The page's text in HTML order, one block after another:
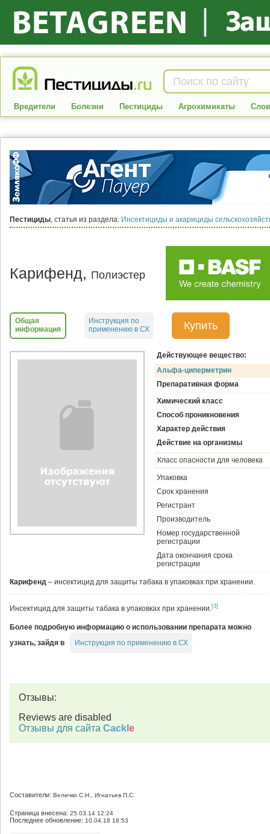
Вредители Болезни Пестициды Агрохимикаты
Пестициды, статья из раздела: Инсектициды и акарициды
Карифенд, Полиэстер
Общая
информация
Инструкция по
применению в СХ
Купить
Действующее вещество:
Альфа-циперметрин
Препаративная форма
Химический класс
Способ проникновения
Характер действия
Действие на организмы
Класс опасности для человека
Упаковка
Срок хранения
Регистрант
Производитель
Номер государственной
регистрации
Дата окончания срока
регистрации
Карифенд – инсектицид для защиты табака в упаковках при хранении.
Инсектицид для защиты табака в упаковках при хранении.[3]
Более подробную информацию о использовании препарата можно
узнать, зайдя в
Инструкция по применению в СХ
Отзывы:
Reviews are disabled
Отзывы для сайта Cackl e
Составители: Величко С.Н., Игнатьев П.С.
Страница внесена: 25.03.14 12:24
Последнее обновление: 10.04.18 18:53